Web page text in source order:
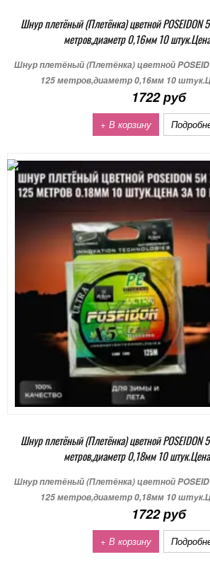
Шнур плетёный (Плетёнка) цветной
метров,диаметр 0,16мм 10
Шнур плетёный (Плетёнка) цветной
125 метров,диаметр 0,16мм 10
1722 руб
+ В корзину
Шнур плетёный (Плетёнка) цветной
метров,диаметр 0,18мм 10
Шнур плетёный (Плетёнка) цветной
125 метров,диаметр 0,18мм 10
1722 руб
+ В корзину